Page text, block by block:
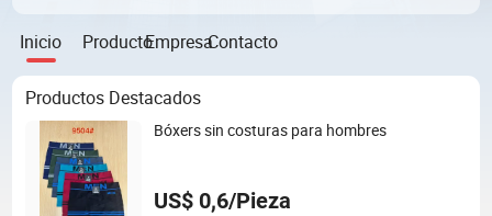
Inicio ProductoEmpresaContacto
Productos Destacados
Bóxers sin costuras para hombres
US$ 0,6/Pieza